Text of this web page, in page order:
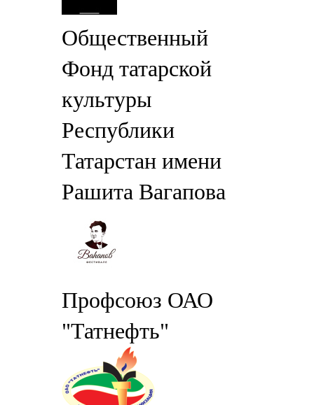
Общественный
Фонд татарской
культуры
Республики
Татарстан имени
Рашита Вагапова
Профсоюз ОАО
"Татнефть"